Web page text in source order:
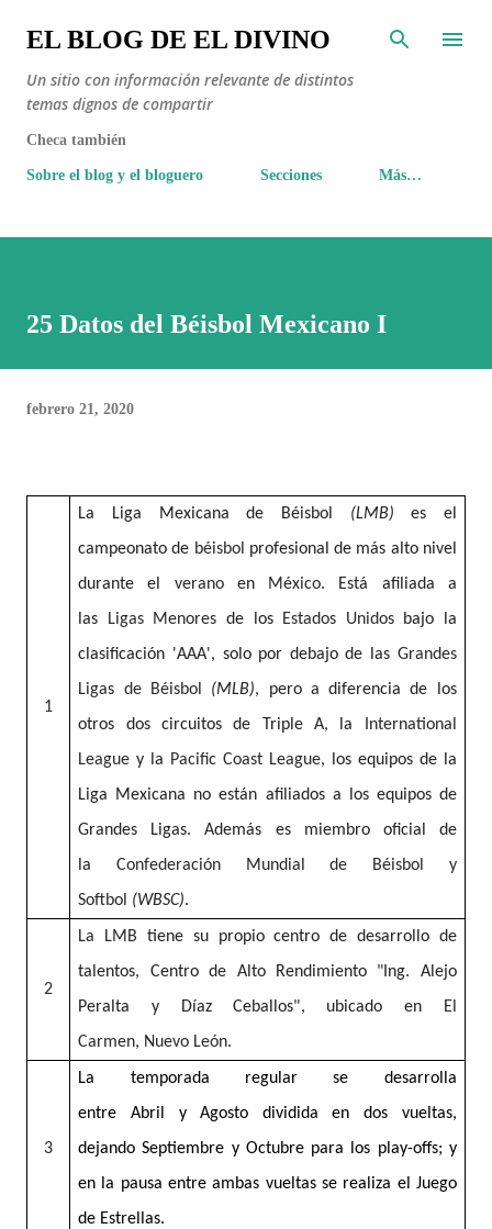
Ir al contenido principal
EL BLOG DE EL DIVINO
Un sitio con información relevante de distintos
temas dignos de compartir
Checa también
Sobre el blog y el bloguero Secciones Más…
25 Datos del Béisbol Mexicano I
febrero 21, 2020
1
La Liga Mexicana de Béisbol (LMB) es el
campeonato de béisbol profesional de más alto nivel
durante el veranoen México. Está afiliada a
las
Ligas Menores de los Estados Unidosbajo la
clasificación 'AAA', solo por debajo de las Grandes
Ligas de Béisbol
(MLB), pero a diferencia de los
otros dos circuitos de Triple A, la
International
League y la Pacific Coast League, los equipos de la
Liga Mexicana no están afiliados a los equipos de
Grandes Ligas. Además es miembro oficial de
la Confederación Mundial de Béisbol y
Softbol (WBSC).
2
La LMB tiene su propio centro de desarrollo de
talentos, Centro de Alto Rendimiento "Ing. Alejo
Peralta y Díaz Ceballos", ubicado en
El
Carmen, Nuevo León.
3
La temporada regular se desarrolla
entre Abril y Agosto dividida en dos vueltas,
dejando Septiembre y Octubre para los play-offs; y
en la pausa entre ambas vueltas se realiza el Juego
de Estrellas.